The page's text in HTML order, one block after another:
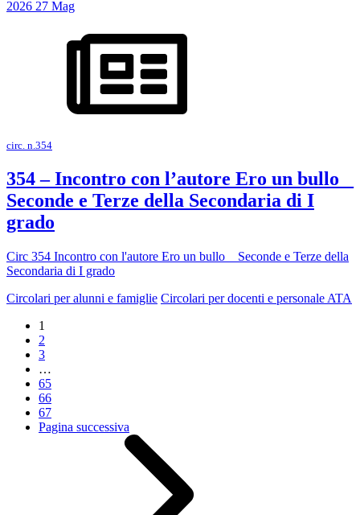
2026 27 Mag
circ. n.354
354 – Incontro con l’autore Ero un bullo _
Seconde e Terze della Secondaria di I
grado
Circ 354 Incontro con l'autore Ero un bullo _ Seconde e Terze della
Secondaria di I grado
Circolari per alunni e famiglie Circolari per docenti e personale ATA
1
2
3
…
65
66
67
Pagina successiva